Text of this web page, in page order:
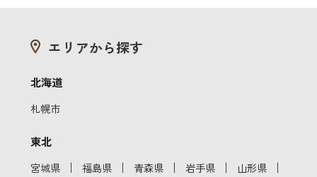
エリアから探す
北海道
札幌市
東北
宮城県 ｜ 福島県 ｜ 青森県 ｜ 岩手県 ｜ 山形県 ｜